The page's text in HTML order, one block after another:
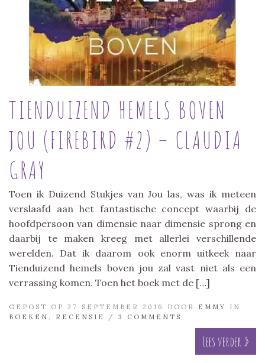
TIENDUIZEND HEMELS BOVEN
JOU (FIREBIRD #2) – CLAUDIA
GRAY
Toen ik Duizend Stukjes van Jou las, was ik meteen
verslaafd aan het fantastische concept waarbij de
hoofdpersoon van dimensie naar dimensie sprong en
daarbij te maken kreeg met allerlei verschillende
werelden. Dat ik daarom ook enorm uitkeek naar
Tienduizend hemels boven jou zal vast niet als een
verrassing komen. Toen het boek met de […]
GEPOST OP 27 SEPTEMBER 2016 DOOR EMMY
IN
BOEKEN
RECENSIE / 3 COMMENTS
Lees verder »